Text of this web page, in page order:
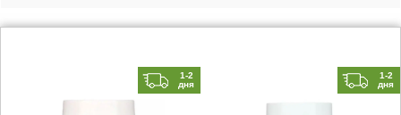
1-2
дня
1-2
дня